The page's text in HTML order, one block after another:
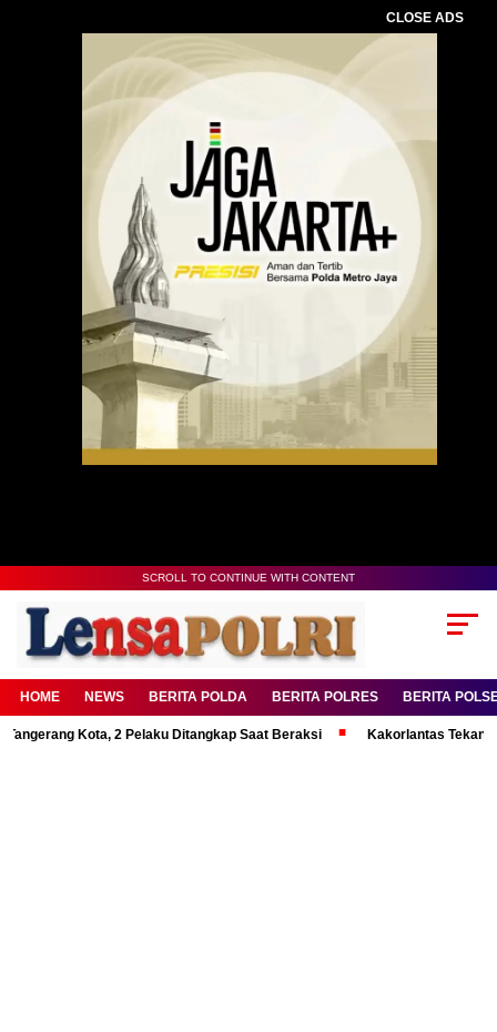
CLOSE ADS
SCROLL TO CONTINUE WITH CONTENT
HOME NEWS BERITA POLDA BERITA POLRES BERITA
Kota, 2 Pelaku Ditangkap Saat Beraksi Kakorlantas Tekankan